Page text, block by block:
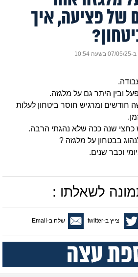
של פציעה, איך
ובין היתר גם על מלגזה.
חודשים ומרגיש חוסר ביטחון לעלות
כחצי שנה ככה שלא נהגתי הרבה.
בבטחון על מלגזה ?
וכבר שנים.
לשאלתו :
צייץ ב-twitter שלח ב-Email